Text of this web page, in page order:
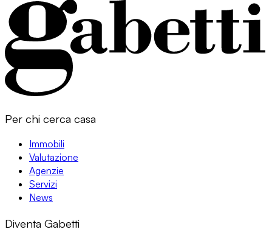
Per chi cerca casa
Immobili
Valutazione
Agenzie
Servizi
News
Diventa Gabetti